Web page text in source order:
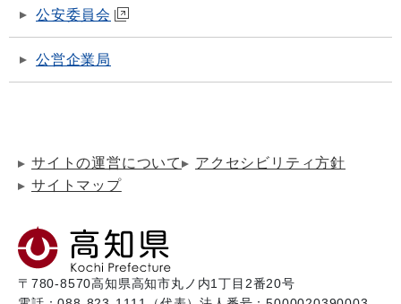
公安委員会
公営企業局
サイトの運営について
アクセシビリティ方針
サイトマップ
〒780-8570高知県高知市丸ノ内1丁目2番20号